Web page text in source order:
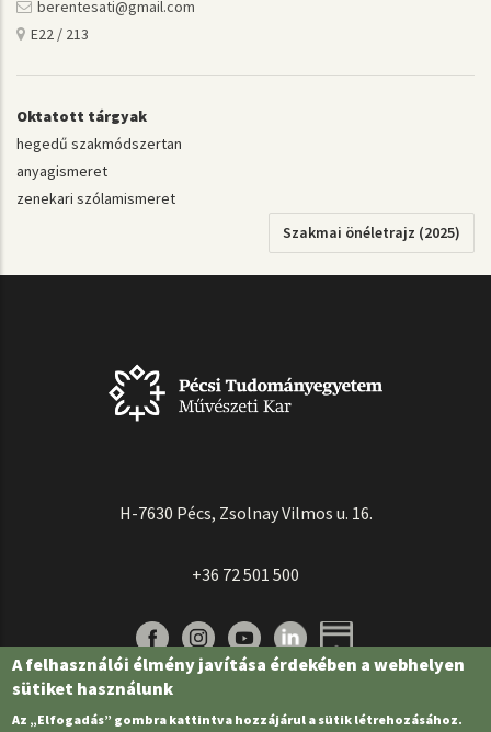
berentesati@gmail.com
E22 / 213
Oktatott tárgyak
hegedű szakmódszertan
anyagismeret
zenekari szólamismeret
Szakmai önéletrajz (2025)
H-7630 Pécs, Zsolnay Vilmos u. 16.
+36 72 501 500
A felhasználói élmény javítása érdekében a webhelyen
sütiket használunk
Az „Elfogadás” gombra kattintva hozzájárul a sütik létrehozásához.